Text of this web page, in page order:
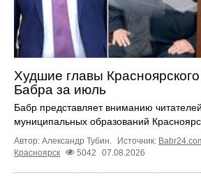
Худшие главы
Бабра за июль
Бабр представляет вниманию
муниципальных образований
Автор: Александр Тубин. Источник:
Красноярск
5042 07.08.2026